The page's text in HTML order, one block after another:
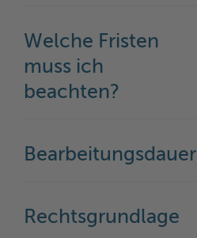
Welche Fristen
muss ich
beachten?
Bearbeitungsdauer
Rechtsgrundlage